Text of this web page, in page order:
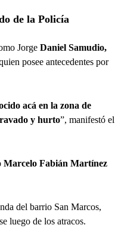
de la Policía
Jorge Daniel Samudio,
posee antecedentes por
acá en la zona de
y hurto”, manifestó el
Marcelo Fabián Martínez
del barrio San Marcos,
luego de los atracos.